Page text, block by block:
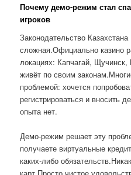
Почему демо-режим стал
игроков
Законодательство
сложная.Официально казино
локациях: Капчагай,
живёт по своим
проблемой: хочется
регистрироваться и вносить
опыта нет.
Демо-режим решает эту
получаете виртуальные
каких-либо